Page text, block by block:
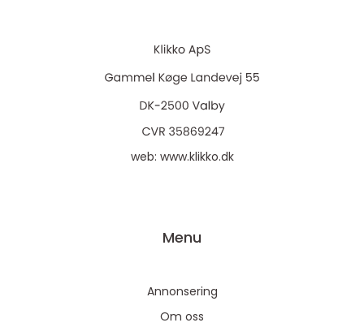
web: www.klikko.dk
Menu
Annonsering
Om oss